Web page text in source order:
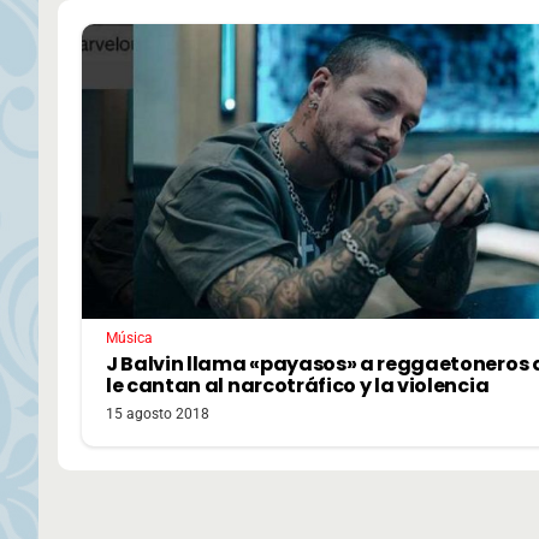
Música
J Balvin llama «payasos» a reggaetoneros
le cantan al narcotráfico y la violencia
15 agosto 2018